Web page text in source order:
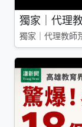
獨家｜代理
獨家｜代理教師